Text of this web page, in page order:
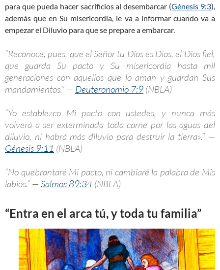
para que pueda hacer sacrificios al desembarcar (Génesis 9:3),
además que en Su misericordia, le va a informar cuando va a
empezar el Diluvio para que se prepare a embarcar.
“Reconoce, pues, que el Señor tu Dios es Dios, el Dios fiel,
que guarda Su pacto y Su misericordia hasta mil
generaciones con aquellos que lo aman y guardan Sus
mandamientos.” — Deuteronomio 7:9 (NBLA)
“Yo establezco Mi pacto con ustedes, y nunca más
volverá a ser exterminada toda carne por las aguas del
diluvio, ni habrá más diluvio para destruir la tierra».” —
Génesis 9:11 (NBLA)
“No quebrantaré Mi pacto, ni cambiaré la palabra de Mis
labios.” — Salmos 89:34 (NBLA)
“Entra en el arca tú, y toda tu familia”